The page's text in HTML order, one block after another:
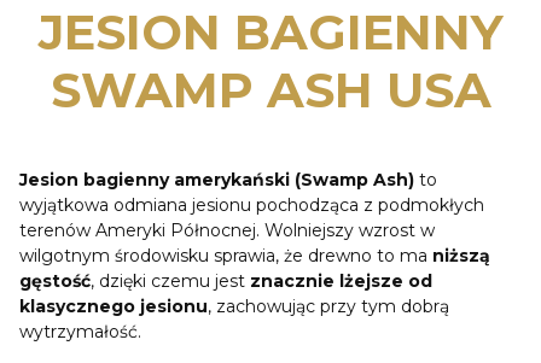
JESION BAGIENNY
SWAMP ASH USA
Jesion bagienny amerykański (Swamp Ash) to
wyjątkowa odmiana jesionu pochodząca z podmokłych
terenów Ameryki Północnej. Wolniejszy wzrost w
wilgotnym środowisku sprawia, że drewno to ma niższą
gęstość, dzięki czemu jest znacznie lżejsze od
klasycznego jesionu, zachowując przy tym dobrą
wytrzymałość.